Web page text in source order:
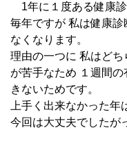
1年に１度ある健康診
毎年ですが 私は健康
なくなります。
理由の一つに 私はど
が苦手なため １週間
きないためです。
上手く出来なかった年
今回は大丈夫でしたが